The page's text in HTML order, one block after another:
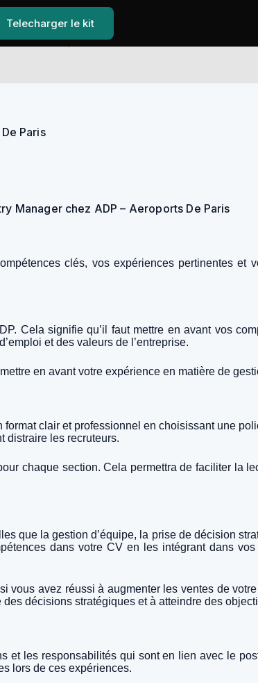
Paris
Manager chez ADP – Aeroports De Paris
clés, vos expériences pertinentes et
Cela signifie qu’il faut mettre en avant vos
et des valeurs de l’entreprise.
en avant votre expérience en matière de
clair et professionnel en choisissant une
distraire les recruteurs.
chaque section. Cela permettra de faciliter la
que la gestion d’équipe, la prise de décision
dans votre CV en les intégrant dans
avez réussi à augmenter les ventes de
décisions stratégiques et à atteindre des
et les responsabilités qui sont en lien avec le
lors de ces expériences.
Telecharger le kit